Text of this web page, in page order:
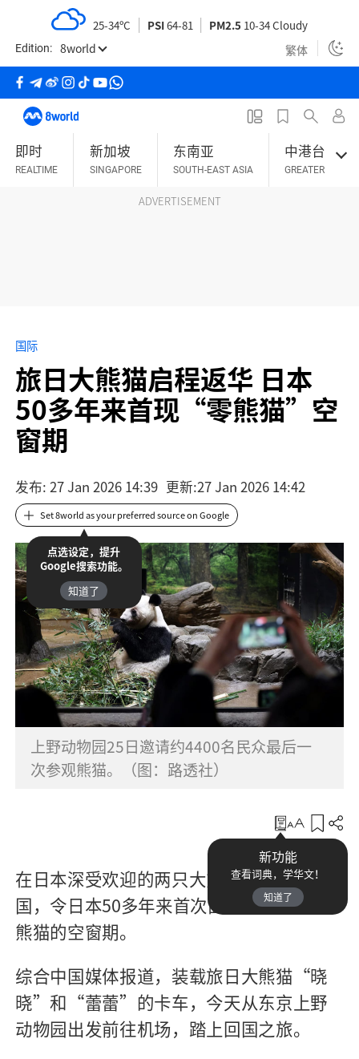
p
t
Edition: 8world 繁体
25-34ºC PSI64-81 PM2.5 10-34 Cloudy
即时
REALTIME
新加坡
SINGAPORE
东南亚
SOUTH-EAST ASIA
中港台
GREATER CHINA
ADVERTISEMENT
旅日大熊猫启程返华 日本
50多年来首现“零熊猫”空
窗期
国际
发布: 27 Jan 2026 14:39 更新:27 Jan 2026 14:42
Set 8world as your preferred source on Google
点选设定，提升
Google搜索功能。
知道了
上野动物园25日邀请约4400名民众最后一
次参观熊猫。（图：路透社）
新功能
查看词典，学华文！
知道了
收藏
在日本深受欢迎的两只大熊猫启程回返中
国，令日本50多年来首次面临境内没有大
熊猫的空窗期。
综合中国媒体报道，装载旅日大熊猫“晓
晓”和“蕾蕾”的卡车，今天从东京上野
动物园出发前往机场，踏上回国之旅。